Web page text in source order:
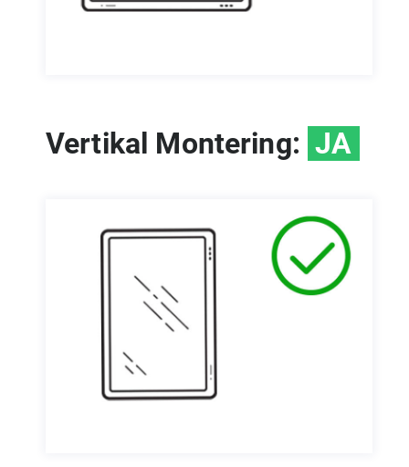
Vertikal Montering: JA